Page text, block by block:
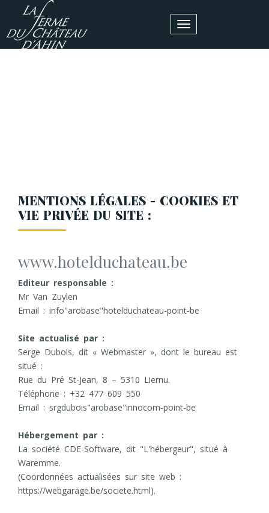
MENTIONS LÉGALES - COOKIES ET
VIE PRIVÉE DU SITE :
www.hotelduchateau.be
Editeur responsable :
Mr Van Zuylen
Email : info"arobase"hotelduchateau-point-be
Site actualisé par :
Serge Dubois, dit « Webmaster », dont le bureau est
situé :
Rue du Pré St-Jean, 8 – 5310 Liernu.
Téléphone : +32 477 609 550
Email : srgdubois"arobase"innocom-point-be
Hébergement par :
La société CDE-Software, dit "L'hébergeur", situé à
Waremme.
(Coordonnées actualisées sur site web :
https://webgarage.be/societe.html).